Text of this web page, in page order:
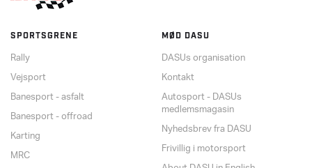
SPORTSGRENE
Rally
Vejsport
Banesport - asfalt
Banesport - offroad
Karting
MRC
MØD DASU
DASUs organisation
Kontakt
Autosport - DASUs
medlemsmagasin
Nyhedsbrev fra DASU
Frivillig i motorsport